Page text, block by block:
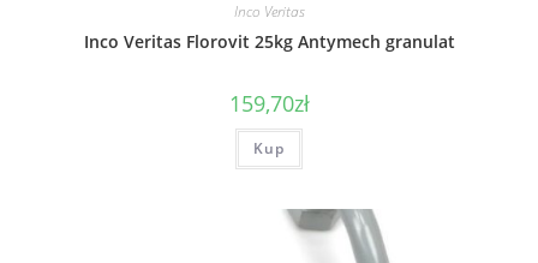
Inco Veritas
Inco Veritas Florovit 25kg Antymech granulat
159,70zł
Kup